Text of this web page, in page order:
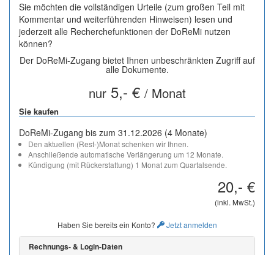
Sie möchten die vollständigen Urteile (zum großen Teil mit
Kommentar und weiterführenden Hinweisen) lesen und
jederzeit alle Recherchefunktionen der DoReMi nutzen
können?
Der DoReMi-Zugang bietet Ihnen unbeschränkten Zugriff auf
alle Dokumente.
nur5,- € / Monat
Sie kaufen
DoReMi-Zugang bis zum 31.12.2026 (4 Monate)
Den aktuellen (Rest-)Monat schenken wir Ihnen.
Anschließende automatische Verlängerung um 12 Monate.
Kündigung (mit Rückerstattung) 1 Monat zum Quartalsende.
20,- €
(inkl. MwSt.)
Haben Sie bereits ein Konto? Jetzt anmelden
Rechnungs- & Login-Daten